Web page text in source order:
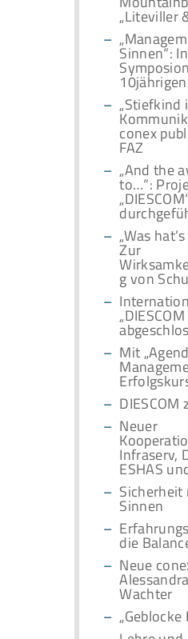
„Liteviller
Sinnen“:
„Stiefkind
conex
FAZ
„And the
to…“:
„Was
Zur
g von
Mit
Neuer
Infraserv,
ESHAS
Sinnen
die
Neue
Wachter